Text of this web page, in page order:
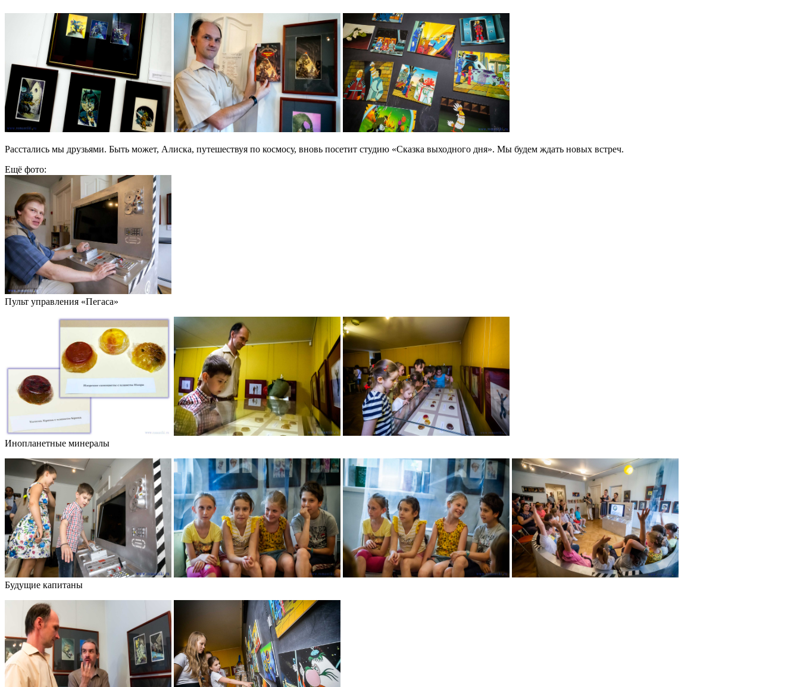
Расстались мы друзьями. Быть может, Алиска, путешествуя по космосу, вновь посетит студию «Сказка выходного дня». Мы будем ждать новых встреч.
Ещё фото:
Пульт управления «Пегаса»
Инопланетные минералы
Будущие капитаны